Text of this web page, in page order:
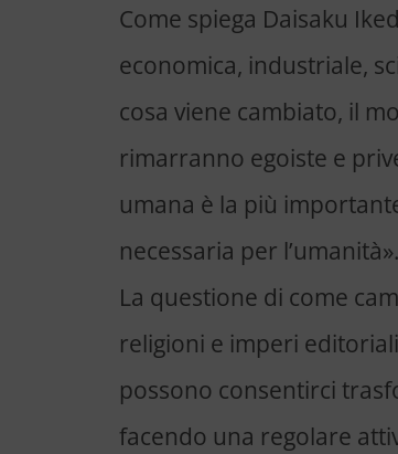
Come spiega Daisaku
economica, industriale,
cosa viene cambiato, il
rimarranno egoiste e
umana è la più
necessaria per l’umanità».
La questione di come
religioni e imperi
possono consentirci
facendo una regolare